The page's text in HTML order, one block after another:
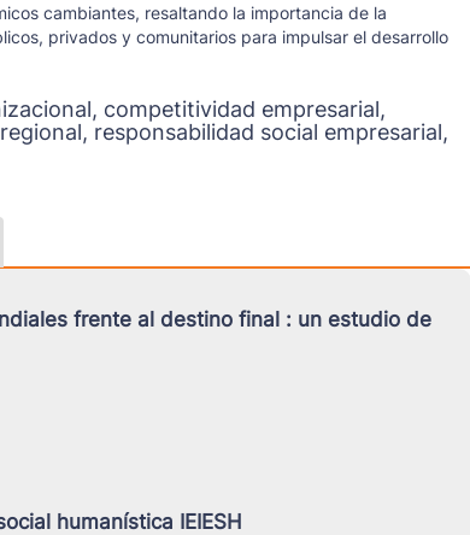
cambiantes, resaltando la importancia de la
privados y comunitarios para impulsar el desarrollo
competitividad empresarial,
responsabilidad social empresarial,
frente al destino final : un estudio de
humanística IEIESH